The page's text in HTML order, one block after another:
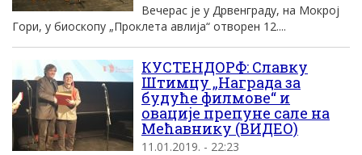
Вечерас је у Дрвенграду, на Мокрој
Гори, у биоскопу „Проклета авлија“ отворен 12....
КУСТЕНДОРФ: Славку
Штимцу „Награда за
будуће филмове“ и
овације препуне сале на
Мећавнику (ВИДЕО)
11.01.2019. - 22:23